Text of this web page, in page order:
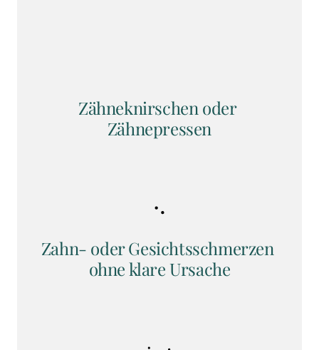
Zähneknirschen oder
Zähnepressen
Zahn- oder Gesichtsschmerzen
ohne klare Ursache